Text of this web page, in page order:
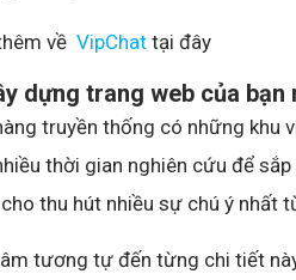
về VipChat tại đây
dựng trang web của
truyền thống có những khu
thời gian nghiên cứu để
thu hút nhiều sự chú ý nhất
tương tự đến từng chi tiết